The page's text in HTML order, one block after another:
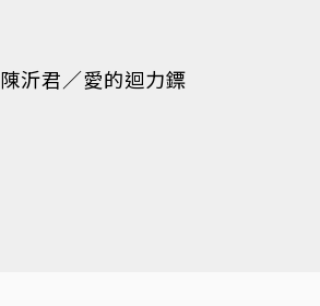
陳沂君／愛的迴力鏢